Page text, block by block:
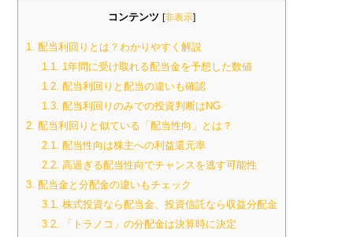
コンテンツ [非表示]
1. 配当利回りとは？わかりやすく解説
1.1. 1年間に受け取れる配当金を予想した数値
1.2. 配当利回りと配当の違いも確認
1.3. 配当利回りのみでの投資判断はNG
2. 配当利回りと似ている「配当性向」とは？
2.1. 配当性向は株主への利益還元率
2.2. 高過ぎる配当性向でチャンスを逃す可能性
3. 配当金と分配金の違いもチェック
3.1. 株式投資なら配当金、投資信託なら収益分配金
3.2. 「トラノコ」の分配金は決算時に決定